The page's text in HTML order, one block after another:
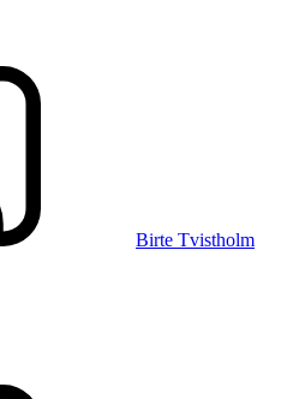
Birte Tvistholm